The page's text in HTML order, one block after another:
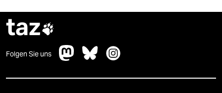
taz
Folgen Sie uns